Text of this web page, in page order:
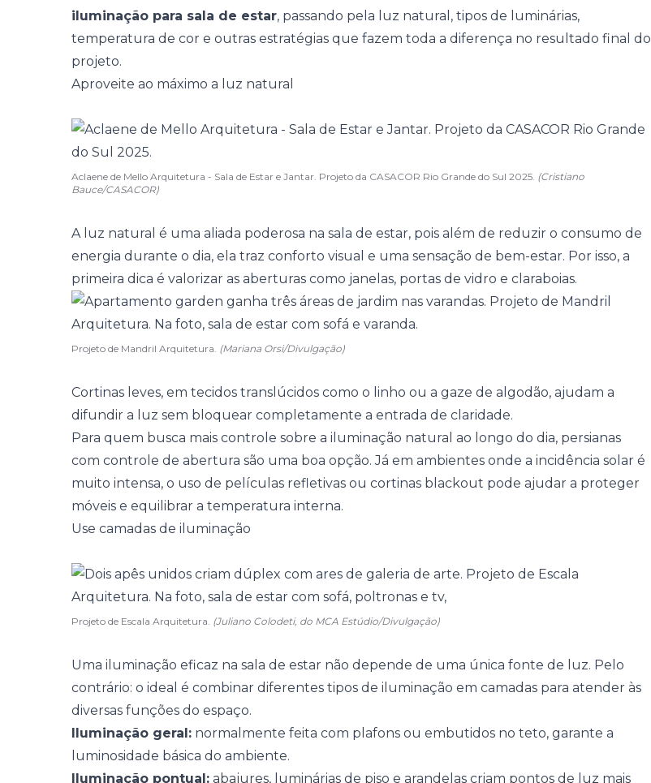
iluminação para sala de estar, passando pela luz natural, tipos de luminárias,
temperatura de cor e outras estratégias que fazem toda a diferença no resultado final do
projeto.
Aproveite ao máximo a luz natural
Aclaene de Mello Arquitetura - Sala de Estar e Jantar. Projeto da CASACOR Rio Grande do Sul 2025. (Cristiano
Bauce/CASACOR)
Aluz natural é uma aliada poderosa na sala de estar, pois além de reduzir o consumo de
energia durante o dia, ela traz conforto visual e uma sensação de bem-estar. Por isso, a
primeira dica é valorizar as aberturas como janelas, portas de vidro e claraboias.
Projeto de Mandril Arquitetura. (Mariana Orsi/Divulgação)
Cortinas leves, em tecidos translúcidos como o linho ou a gaze de algodão, ajudam a
difundir a luz sem bloquear completamente a entrada de claridade.
Para quem busca mais controle sobre a iluminação natural ao longo do dia, persianas
com controle de abertura são uma boa opção. Já em ambientes onde a incidência solar é
muito intensa, o uso de películas refletivas ou cortinas blackout pode ajudar a proteger
móveis e equilibrar a temperatura interna.
Use camadas de iluminação
Projeto de Escala Arquitetura. (Juliano Colodeti, do MCA Estúdio/Divulgação)
Uma iluminação eficaz na sala de estar não depende de uma única fonte de luz. Pelo
contrário: o ideal é combinar diferentes tipos de iluminação em camadas para atender às
diversas funções do espaço.
Iluminação geral: normalmente feita com plafons ou embutidos no teto, garante a
luminosidade básica do ambiente.
Iluminação pontual: abajures, luminárias de piso e arandelas criam pontos de luz mais